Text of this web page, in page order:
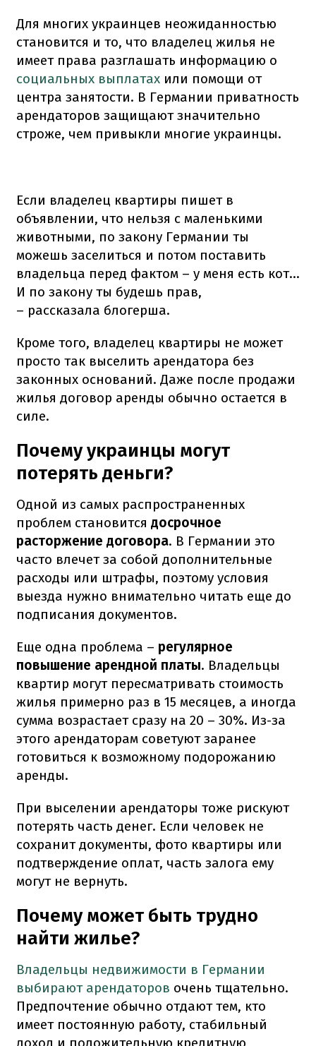
Для многих украинцев неожиданностью
становится и то, что владелец жилья не
имеет права разглашать информацию о
социальных выплатах или помощи от
центра занятости. В Германии приватность
арендаторов защищают значительно
строже, чем привыкли многие украинцы.
Если владелец квартиры пишет в
объявлении, что нельзя с маленькими
животными, по закону Германии ты
можешь заселиться и потом поставить
владельца перед фактом – у меня есть кот...
И по закону ты будешь прав,
– рассказала блогерша.
Кроме того, владелец квартиры не может
просто так выселить арендатора без
законных оснований. Даже после продажи
жилья договор аренды обычно остается в
силе.
Почему украинцы могут
потерять деньги?
Одной из самых распространенных
проблем становится досрочное
расторжение договора. В Германии это
часто влечет за собой дополнительные
расходы или штрафы, поэтому условия
выезда нужно внимательно читать еще до
подписания документов.
Еще одна проблема – регулярное
повышение арендной платы. Владельцы
квартир могут пересматривать стоимость
жилья примерно раз в 15 месяцев, а иногда
сумма возрастает сразу на 20 – 30%. Из-за
этого арендаторам советуют заранее
готовиться к возможному подорожанию
аренды.
При выселении арендаторы тоже рискуют
потерять часть денег. Если человек не
сохранит документы, фото квартиры или
подтверждение оплат, часть залога ему
могут не вернуть.
Почему может быть трудно
найти жилье?
Владельцы недвижимости в Германии
выбирают арендаторов очень тщательно.
Предпочтение обычно отдают тем, кто
имеет постоянную работу, стабильный
доход и положительную кредитную